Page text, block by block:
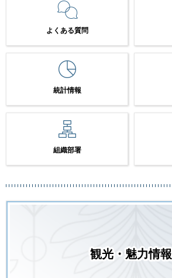
よくある質問
統計情報
組織部署
観光・魅力情報